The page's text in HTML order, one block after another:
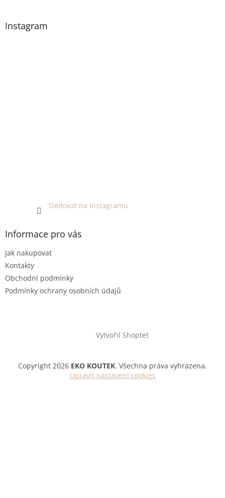
Instagram
Sledovat na Instagramu
Informace pro vás
Jak nakupovat
Kontakty
Obchodní podmínky
Podmínky ochrany osobních údajů
Vytvořil Shoptet
Copyright 2026 EKO KOUTEK. Všechna práva vyhrazena.
Upravit nastavení cookies